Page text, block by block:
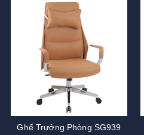
Ghế Trưởng Phòng SG939